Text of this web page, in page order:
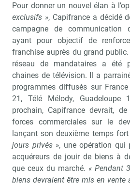
Pour donner un nouvel élan à
exclusifs », Capifrance a décidé
campagne de communication
ayant pour objectif de
franchise auprès du grand
réseau de mandataires a été
chaines de télévision. Il a
programmes diffusés sur France
21, Télé Mélody, Guadeloupe
prochain, Capifrance devrait,
forces commerciales sur le
lançant son deuxième temps fort
jours privés », une opération qui
acquéreurs de jouir de biens à
que ceux du marché. « Pendant
biens devraient être mis en vente